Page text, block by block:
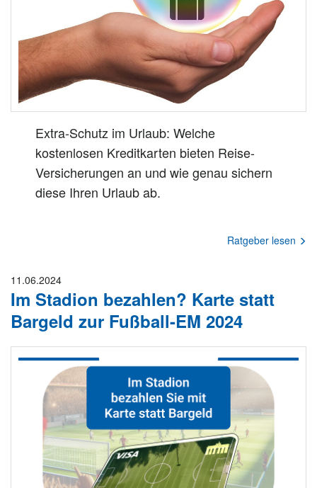
Extra-Schutz im Urlaub: Welche
kostenlosen Kreditkarten bieten Reise-
Versicherungen an und wie genau sichern
diese Ihren Urlaub ab.
Ratgeber lesen
11.06.2024
Im Stadion bezahlen? Karte statt
Bargeld zur Fußball-EM 2024